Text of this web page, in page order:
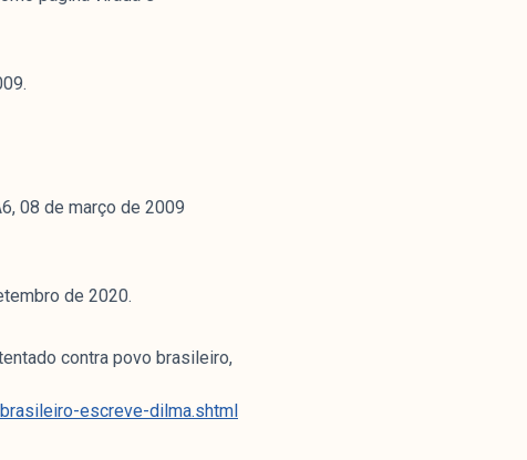
08 de março de 2009
de 2020.
contra povo brasileiro,
escreve-dilma.shtml